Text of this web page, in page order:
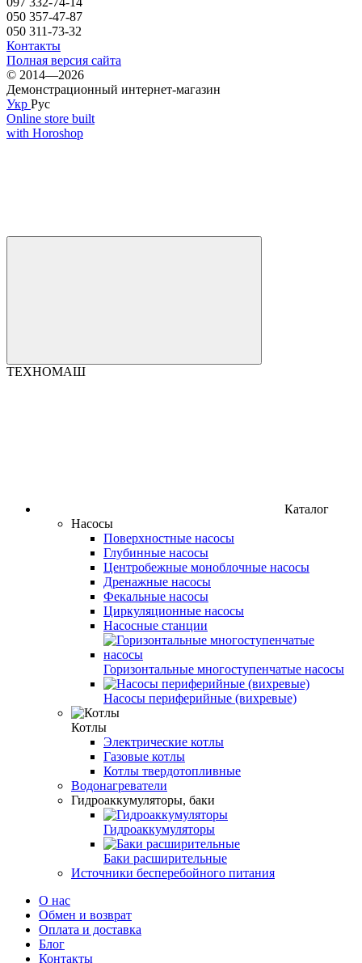
050 357-47-87
050 311-73-32
Контакты
Полная версия сайта
© 2014—2026
Демонстрационный интернет-магазин
Укр Рус
Online store built
with Horoshop
ТЕХНОМАШ
Каталог
Насосы
Поверхностные насосы
Глубинные насосы
Центробежные моноблочные насосы
Дренажные насосы
Фекальные насосы
Циркуляционные насосы
Насосные станции
Горизонтальные многоступенчатые насосы
Насосы периферийные (вихревые)
Котлы
Электрические котлы
Газовые котлы
Котлы твердотопливные
Водонагреватели
Гидроаккумуляторы, баки
Гидроаккумуляторы
Баки расширительные
Источники бесперебойного питания
О нас
Обмен и возврат
Оплата и доставка
Блог
Контакты